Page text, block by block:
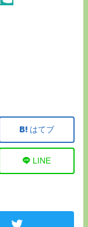
はてブ
LINE